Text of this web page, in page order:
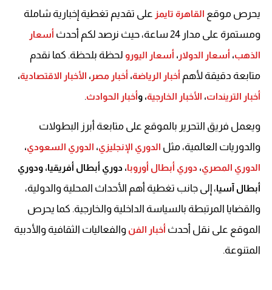
يحرص موقع القاهرة تايمز على تقديم تغطية إخبارية شاملة
ومستمرة على مدار 24 ساعة، حيث نرصد لكم أحدث
أسعار
الذهب، أسعار الدولار ، أسعار اليورولحظة بلحظة. كما نقدم
متابعة دقيقة لأهم أخبار الرياضة، أخبار مصر ، الأخبار الاقتصادية،
أخبار التريندات، الأخبار الخارجية، وأخبار الحوادث.
ويعمل فريق التحرير بالموقع على متابعة أبرز البطولات
والدوريات العالمية، مثل الدوري الإنجليزي، الدوري السعودي،
الدوري المصري، دوري أبطال أوروبا، دوري أبطال أفريقيا، ودوري
أبطال آسيا، إلى جانب تغطية أهم الأحداث المحلية والدولية،
والقضايا المرتبطة بالسياسة الداخلية والخارجية. كما يحرص
الموقع على نقل أحدث أخبار الفن والفعاليات الثقافية والأدبية
المتنوعة.